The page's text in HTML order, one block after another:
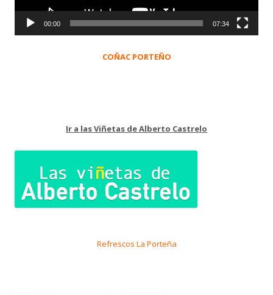
00:00 07:34
COÑAC PORTEÑO
Ir a las Viñetas de Alberto Castrelo
Refrescos La Porteña